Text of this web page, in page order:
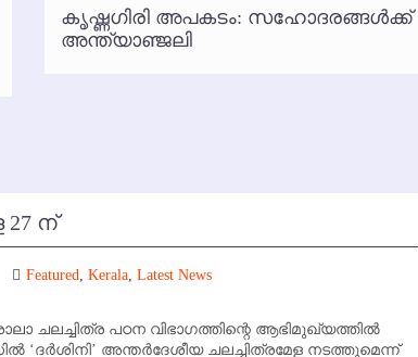
അനധികൃത പാര്‍ക്കിംഗ് പിരിവ് : പരാതി തള്ളി
കൃഷ്ണഗിരി അപകടം: സഹോദരങ്ങള്‍ക്ക്
അന്ത്യാഞ്ജലി
27 ന്
Featured, Kerala, Latest News
ചലച്ചിത്ര പഠന വിഭാഗത്തിന്റെ ആഭിമുഖ്യത്തില്‍
അന്തര്‍ദേശീയ ചലച്ചിത്രമേള നടത്തുമെന്ന്